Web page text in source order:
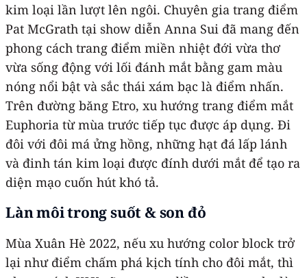
kim loại lần lượt lên ngôi. Chuyên gia trang điểm
Pat McGrath tại show diễn Anna Sui đã mang đến
phong cách trang điểm miền nhiệt đới vừa thơ
vừa sống động với lối đánh mắt bằng gam màu
nóng nổi bật và sắc thái xám bạc là điểm nhấn.
Trên đường băng Etro, xu hướng trang điểm mắt
Euphoria từ mùa trước tiếp tục được áp dụng. Đi
đôi với đôi má ửng hồng, những hạt đá lấp lánh
và đinh tán kim loại được đính dưới mắt để tạo ra
diện mạo cuốn hút khó tả.
Làn môi trong suốt & son đỏ
Mùa Xuân Hè 2022, nếu xu hướng color block trở
lại như điểm chấm phá kịch tính cho đôi mắt, thì